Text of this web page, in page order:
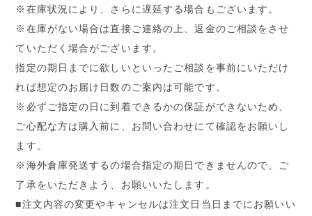
※在庫状況により、さらに遅延する場合もございます。
※在庫がない場合は直接ご連絡の上、返金のご相談をさせ
ていただく場合がございます。
指定の期日までに欲しいといったご相談を事前にいただけ
れば想定のお届け日数のご案内は可能です。
※必ずご指定の日に到着できるかの保証ができないため、
ご心配な方は購入前に、お問い合わせにて確認をお願いし
ます。
※海外倉庫発送するの場合指定の期日できませんので、ご
了承をいただきよう、お願いいたします。
■注文内容の変更やキャンセルは注文日当日までにお願いい